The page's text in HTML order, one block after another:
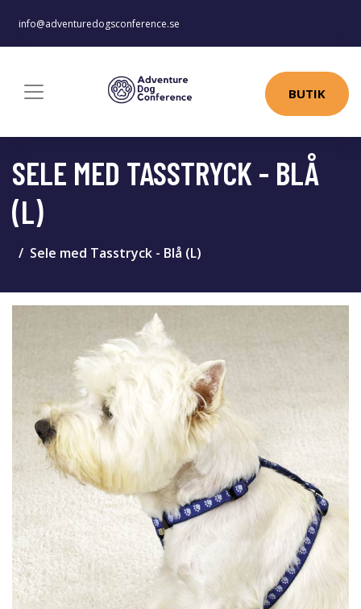
info@adventuredogsconference.se
BUTIK
SELE MED TASSTRYCK - BLÅ
(L)
Sele med Tasstryck - Blå (L)